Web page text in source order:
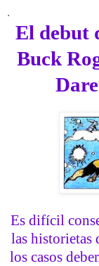
.
El debut
Buck
Es difícil
las historietas
los casos